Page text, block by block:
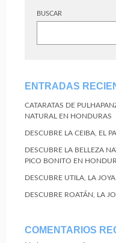
BUSCAR
ENTRADAS
CATARATAS DE
NATURAL EN HONDURAS
DESCUBRE LA CEIBA, EL
DESCUBRE LA BELLEZA
PICO BONITO EN
DESCUBRE UTILA, LA
DESCUBRE ROATÁN, LA
COMENTARIOS